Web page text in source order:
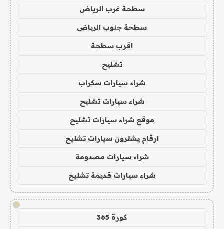
سطحة غرب الرياض
سطحة جنوب الرياض
اقرب سطحة
تشليح
شراء سيارات سكراب
شراء سيارات تشليح
موقع شراء سيارات تشليح
ارقام يشترون سيارات تشليح
شراء سيارات مصدومة
شراء سيارات قديمة تشليح
!
كورة 365